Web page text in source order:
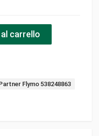
carrello
Flymo 538248863